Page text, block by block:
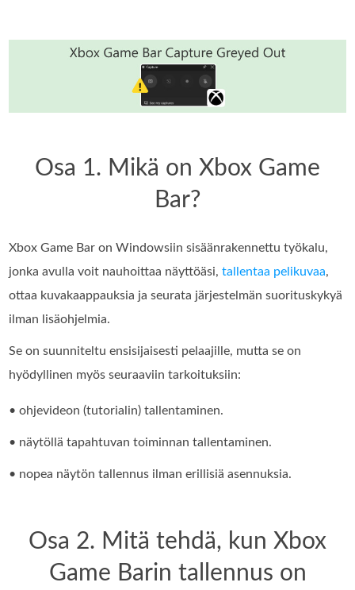
Osa 1. Mikä on Xbox Game
Bar?
Xbox Game Bar on Windowsiin sisäänrakennettu työkalu,
jonka avulla voit nauhoittaa näyttöäsi,tallentaa pelikuvaa,
ottaa kuvakaappauksia ja seurata järjestelmän suorituskykyä
ilman lisäohjelmia.
Se on suunniteltu ensisijaisesti pelaajille, mutta se on
hyödyllinen myös seuraaviin tarkoituksiin:
• ohjevideon (tutorialin) tallentaminen.
• näytöllä tapahtuvan toiminnan tallentaminen.
• nopea näytön tallennus ilman erillisiä asennuksia.
Osa 2. Mitä tehdä, kun Xbox
Game Barin tallennus on